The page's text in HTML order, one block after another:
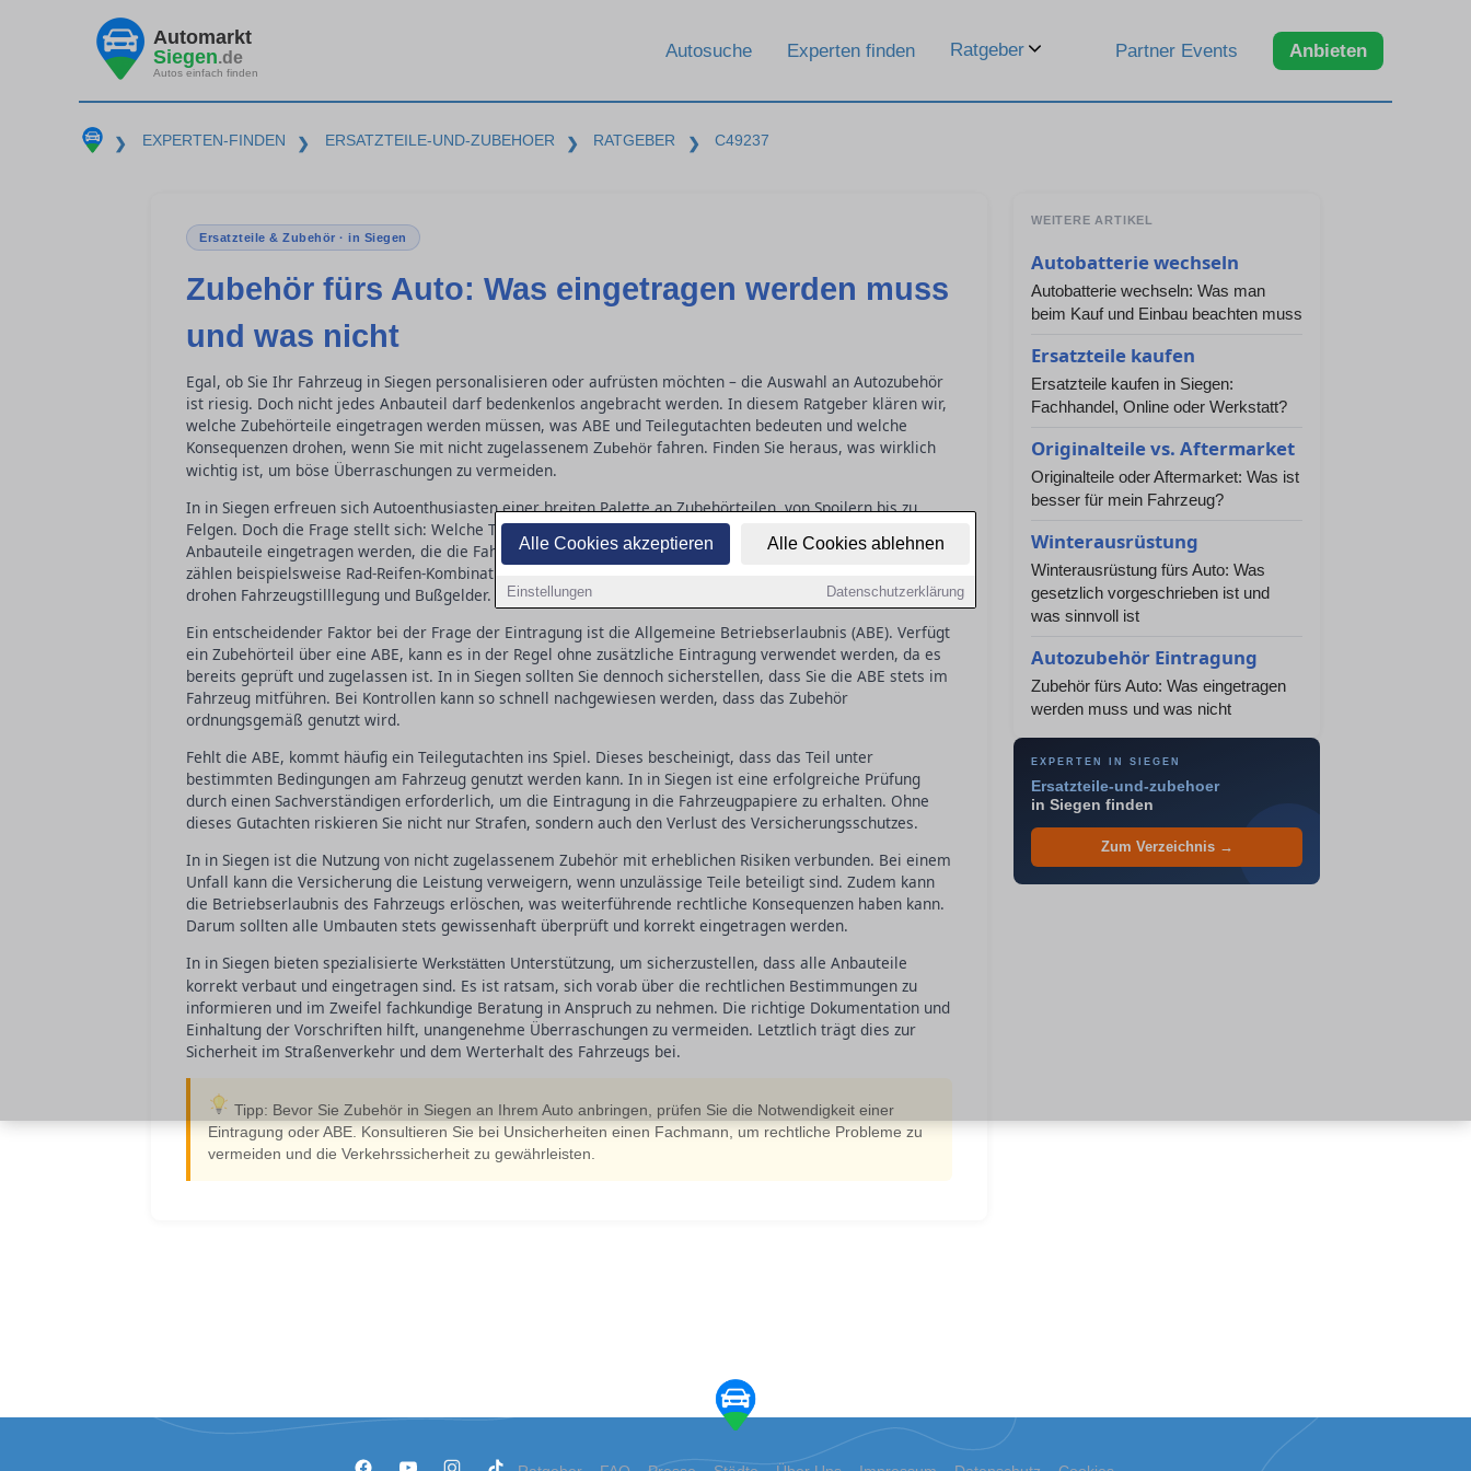
Alle Cookies akzeptieren Alle Cookies ablehnen
Einstellungen Datenschutzerklärung
Automarkt
Siegen.de
Autos einfach finden
Autosuche Experten finden Ratgeber Partner Events Anbieten
❯ EXPERTEN-FINDEN ❯ ERSATZTEILE-UND-ZUBEHOER ❯ RATGEBER ❯ C49237
Ersatzteile & Zubehör · in Siegen
Zubehör fürs Auto: Was eingetragen werden muss
und was nicht
Egal, ob Sie Ihr Fahrzeug in Siegen personalisieren oder aufrüsten möchten – die Auswahl an Autozubehör
ist riesig. Doch nicht jedes Anbauteil darf bedenkenlos angebracht werden. In diesem Ratgeber klären wir,
welche Zubehörteile eingetragen werden müssen, was ABE und Teilegutachten bedeuten und welche
Konsequenzen drohen, wenn Sie mit nicht zugelassenem Zubehör fahren. Finden Sie heraus, was wirklich
wichtig ist, um böse Überraschungen zu vermeiden.
In in Siegen erfreuen sich Autoenthusiasten einer breiten Palette an Zubehörteilen, von Spoilern bis zu
Felgen. Doch die Frage stellt sich: Welche Teile sind eintragungspflichtig? Grundsätzlich müssen alle
Anbauteile eingetragen werden, die die Fahrzeugart oder die Betriebserlaubnis beeinflussen könnten. Dazu
zählen beispielsweise Rad-Reifen-Kombinationen oder Fahrwerksveränderungen. Ohne korrekte Eintragung
drohen Fahrzeugstilllegung und Bußgelder.
Ein entscheidender Faktor bei der Frage der Eintragung ist die Allgemeine Betriebserlaubnis (ABE). Verfügt
ein Zubehörteil über eine ABE, kann es in der Regel ohne zusätzliche Eintragung verwendet werden, da es
bereits geprüft und zugelassen ist. In in Siegen sollten Sie dennoch sicherstellen, dass Sie die ABE stets im
Fahrzeug mitführen. Bei Kontrollen kann so schnell nachgewiesen werden, dass das Zubehör
ordnungsgemäß genutzt wird.
Fehlt die ABE, kommt häufig ein Teilegutachten ins Spiel. Dieses bescheinigt, dass das Teil unter
bestimmten Bedingungen am Fahrzeug genutzt werden kann. In in Siegen ist eine erfolgreiche Prüfung
durch einen Sachverständigen erforderlich, um die Eintragung in die Fahrzeugpapiere zu erhalten. Ohne
dieses Gutachten riskieren Sie nicht nur Strafen, sondern auch den Verlust des Versicherungsschutzes.
In in Siegen ist die Nutzung von nicht zugelassenem Zubehör mit erheblichen Risiken verbunden. Bei einem
Unfall kann die Versicherung die Leistung verweigern, wenn unzulässige Teile beteiligt sind. Zudem kann
die Betriebserlaubnis des Fahrzeugs erlöschen, was weiterführende rechtliche Konsequenzen haben kann.
Darum sollten alle Umbauten stets gewissenhaft überprüft und korrekt eingetragen werden.
In in Siegen bieten spezialisierte Werkstätten Unterstützung, um sicherzustellen, dass alle Anbauteile
korrekt verbaut und eingetragen sind. Es ist ratsam, sich vorab über die rechtlichen Bestimmungen zu
informieren und im Zweifel fachkundige Beratung in Anspruch zu nehmen. Die richtige Dokumentation und
Einhaltung der Vorschriften hilft, unangenehme Überraschungen zu vermeiden. Letztlich trägt dies zur
Sicherheit im Straßenverkehr und dem Werterhalt des Fahrzeugs bei.
Tipp: Bevor Sie Zubehör in Siegen an Ihrem Auto anbringen, prüfen Sie die Notwendigkeit einer
Eintragung oder ABE. Konsultieren Sie bei Unsicherheiten einen Fachmann, um rechtliche Probleme zu
vermeiden und die Verkehrssicherheit zu gewährleisten.
WEITERE ARTIKEL
Autobatterie wechseln
Autobatterie wechseln: Was man
beim Kauf und Einbau beachten muss
Ersatzteile kaufen
Ersatzteile kaufen in Siegen:
Fachhandel, Online oder Werkstatt?
Originalteile vs. Aftermarket
Originalteile oder Aftermarket: Was ist
besser für mein Fahrzeug?
Winterausrüstung
Winterausrüstung fürs Auto: Was
gesetzlich vorgeschrieben ist und
was sinnvoll ist
Autozubehör Eintragung
Zubehör fürs Auto: Was eingetragen
werden muss und was nicht
EXPERTEN IN SIEGEN
Ersatzteile-und-zubehoer
in Siegen finden
Zum Verzeichnis →